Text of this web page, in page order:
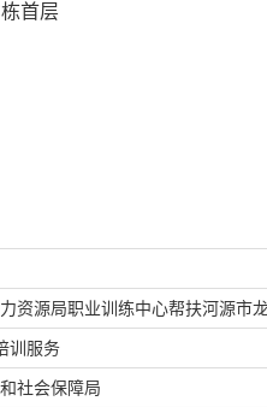
东半岛小区C栋首
803
资源局职业训练中心帮扶河源市
训服务
社会保障局